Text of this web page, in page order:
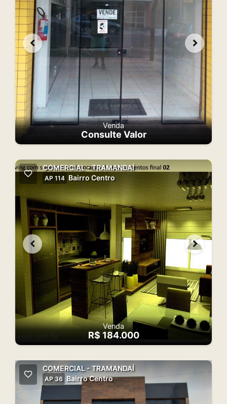
Venda
Consulte Valor
COMERCIAL - TRAMANDAÍ
AP 114 Bairro Centro
Venda
R$ 184.000
COMERCIAL - TRAMANDAÍ
AP 36 Bairro Centro